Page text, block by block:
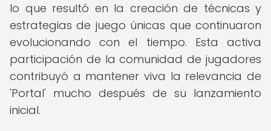
lo que resultó en la creación de técnicas y
estrategias de juego únicas que continuaron
evolucionando con el tiempo. Esta activa
participación de la comunidad de jugadores
contribuyó a mantener viva la relevancia de
'Portal' mucho después de su lanzamiento
inicial.